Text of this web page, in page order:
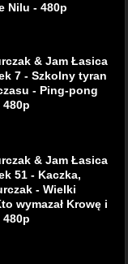
Nilu - 480p
& Jam Łasica
7 - Szkolny tyran
- Ping-pong
480p
& Jam Łasica
51 - Kaczka,
- Wielki
wymazał Krowę i
480p